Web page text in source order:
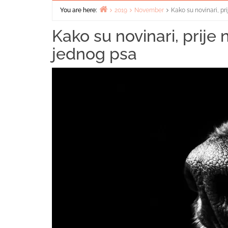
You are here:
2019 November Kako su novinari,
Kako su novinari, prije
jednog psa